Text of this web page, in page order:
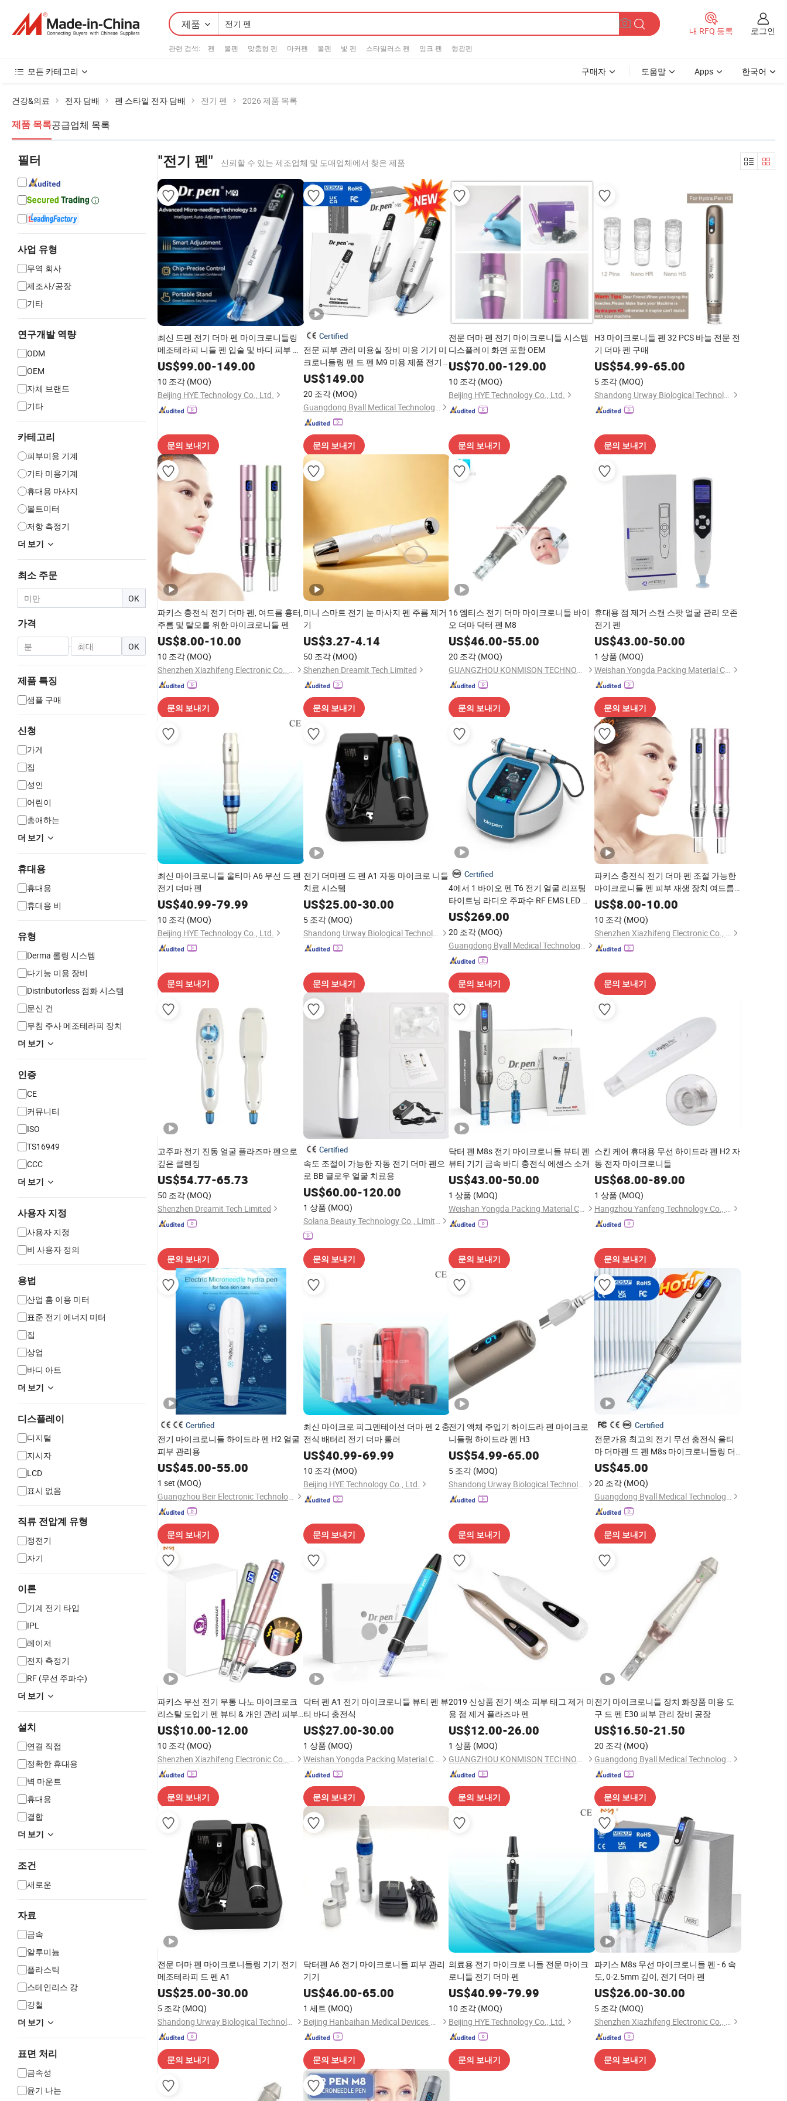
제품
관련 검색: 펜 볼펜 맞춤형 펜 마커펜 볼펜 빛 펜 스타일러스 펜 잉크 펜 형광펜
내 RFQ 등록 로그인
모든 카테고리 구매자 도움말 Apps 한국어
건강&의료 전자 담배 펜 스타일 전자 담배 전기 펜 2026 제품 목록
제품 목록공급업체 목록
필터
사업 유형
무역 회사
제조사/공장
기타
연구개발 역량
ODM
OEM
자체 브랜드
기타
카테고리
피부미용 기계
기타 미용기계
휴대용 마사지
볼트미터
저항 측정기
더 보기
최소 주문
OK
가격
- OK
제품 특징
샘플 구매
신청
가게
집
성인
어린이
총애하는
더 보기
휴대용
휴대용
휴대용 비
유형
Derma 롤링 시스템
다기능 미용 장비
Distributorless 점화 시스템
문신 건
무침 주사 메조테라피 장치
더 보기
인증
CE
커뮤니티
ISO
TS16949
CCC
더 보기
사용자 지정
사용자 지정
비 사용자 정의
용법
산업 홈 이용 미터
표준 전기 에너지 미터
집
상업
바디 아트
더 보기
디스플레이
디지털
지시자
LCD
표시 없음
직류 전압계 유형
정전기
자기
이론
기계 전기 타입
IPL
레이저
전자 측정기
RF (무선 주파수)
더 보기
설치
연결 직접
정확한 휴대용
벽 마운트
휴대용
결합
더 보기
조건
새로운
자료
금속
알루미늄
플라스틱
스테인리스 강
강철
더 보기
표면 처리
금속성
윤기 나는
"전기 펜" 신뢰할 수 있는 제조업체 및 도매업체에서 찾은 제품
최신 드펜 전기 더마 펜 마이크로니들링
메조테라피 니들 펜 입술 및 바디 피부 치
료를 위한 스마트 조절 가능
US$99.00-149.00
10 조각 (MOQ)
Beijing HYE Technology Co., Ltd.
문의 보내기
Certified
전문 피부 관리 미용실 장비 미용 기기 미
크로니들링 펜 드 펜 M9 미용 제품 전기
미크로니들 더마 펜
US$149.00
20 조각 (MOQ)
Guangdong Byall Medical Technology Co., Ltd.
문의 보내기
전문 더마 펜 전기 마이크로니들 시스템
디스플레이 화면 포함 OEM
US$70.00-129.00
10 조각 (MOQ)
Beijing HYE Technology Co., Ltd.
문의 보내기
H3 마이크로니들 펜 32 PCS 바늘 전문 전
기 더마 펜 구매
US$54.99-65.00
5 조각 (MOQ)
Shandong Urway Biological Technology Co., Ltd.
문의 보내기
파키스 충전식 전기 더마 펜, 여드름 흉터,
주름 및 탈모를 위한 마이크로니들 펜
US$8.00-10.00
10 조각 (MOQ)
Shenzhen Xiazhifeng Electronic Co., Ltd.
문의 보내기
미니 스마트 전기 눈 마사지 펜 주름 제거
기
US$3.27-4.14
50 조각 (MOQ)
Shenzhen Dreamit Tech Limited
문의 보내기
16 엠티스 전기 더마 마이크로니들 바이
오 더마 닥터 펜 M8
US$46.00-55.00
20 조각 (MOQ)
GUANGZHOU KONMISON TECHNOLOGY CO., LIMITED
문의 보내기
휴대용 점 제거 스캔 스팟 얼굴 관리 오존
전기 펜
US$43.00-50.00
1 상품 (MOQ)
Weishan Yongda Packing Material Co., Ltd
문의 보내기
최신 마이크로니들 울티마 A6 무선 드 펜
전기 더마 펜
US$40.99-79.99
10 조각 (MOQ)
Beijing HYE Technology Co., Ltd.
문의 보내기
전기 더마펜 드 펜 A1 자동 마이크로 니들
치료 시스템
US$25.00-30.00
5 조각 (MOQ)
Shandong Urway Biological Technology Co., Ltd.
문의 보내기
Certified
4에서 1 바이오 펜 T6 전기 얼굴 리프팅
타이트닝 라디오 주파수 RF EMS LED 빛
치료 기계 피부 마사지 기기
US$269.00
20 조각 (MOQ)
Guangdong Byall Medical Technology Co., Ltd.
문의 보내기
파키스 충전식 전기 더마 펜 조절 가능한
마이크로니들 펜 피부 재생 장치 여드름
흉터 주름 모발 성장
US$8.00-10.00
10 조각 (MOQ)
Shenzhen Xiazhifeng Electronic Co., Ltd.
문의 보내기
고주파 전기 진동 얼굴 플라즈마 펜으로
깊은 클렌징
US$54.77-65.73
50 조각 (MOQ)
Shenzhen Dreamit Tech Limited
문의 보내기
Certified
속도 조절이 가능한 자동 전기 더마 펜으
로 BB 글로우 얼굴 치료용
US$60.00-120.00
1 상품 (MOQ)
Solana Beauty Technology Co., Limited
문의 보내기
닥터 펜 M8s 전기 마이크로니들 뷰티 펜
뷰티 기기 금속 바디 충전식 에센스 소개
US$43.00-50.00
1 상품 (MOQ)
Weishan Yongda Packing Material Co., Ltd
문의 보내기
스킨 케어 휴대용 무선 하이드라 펜 H2 자
동 전자 마이크로니들
US$68.00-89.00
1 상품 (MOQ)
Hangzhou Yanfeng Technology Co., Ltd.
문의 보내기
Certified
전기 마이크로니들 하이드라 펜 H2 얼굴
피부 관리용
US$45.00-55.00
1 set (MOQ)
Guangzhou Beir Electronic Technology Co., Ltd.
문의 보내기
최신 마이크로 피그멘테이션 더마 펜 2 충
전식 배터리 전기 더마 롤러
US$40.99-69.99
10 조각 (MOQ)
Beijing HYE Technology Co., Ltd.
문의 보내기
전기 액체 주입기 하이드라 펜 마이크로
니들링 하이드라 펜 H3
US$54.99-65.00
5 조각 (MOQ)
Shandong Urway Biological Technology Co., Ltd.
문의 보내기
Certified
전문가용 최고의 전기 무선 충전식 울티
마 더마펜 드 펜 M8s 마이크로니들링 더
마 펜과 바늘 카트리지
US$45.00
20 조각 (MOQ)
Guangdong Byall Medical Technology Co., Ltd.
문의 보내기
파키스 무선 전기 무통 나노 마이크로크
리스탈 도입기 펜 뷰티 & 개인 관리 피부
회복 도구
US$10.00-12.00
10 조각 (MOQ)
Shenzhen Xiazhifeng Electronic Co., Ltd.
문의 보내기
닥터 펜 A1 전기 마이크로니들 뷰티 펜 뷰
티 바디 충전식
US$27.00-30.00
1 상품 (MOQ)
Weishan Yongda Packing Material Co., Ltd
문의 보내기
2019 신상품 전기 색소 피부 태그 제거 미
용 점 제거 플라즈마 펜
US$12.00-26.00
1 상품 (MOQ)
GUANGZHOU KONMISON TECHNOLOGY CO., LIMITED
문의 보내기
전기 마이크로니들 장치 화장품 미용 도
구 드 펜 E30 피부 관리 장비 공장
US$16.50-21.50
20 조각 (MOQ)
Guangdong Byall Medical Technology Co., Ltd.
문의 보내기
전문 더마 펜 마이크로니들링 기기 전기
메조테라피 드 펜 A1
US$25.00-30.00
5 조각 (MOQ)
Shandong Urway Biological Technology Co., Ltd.
문의 보내기
닥터펜 A6 전기 마이크로니들 피부 관리
기기
US$46.00-65.00
1 세트 (MOQ)
Beijing Hanbaihan Medical Devices Co., Ltd.
문의 보내기
의료용 전기 마이크로 니들 전문 마이크
로니들 전기 더마 펜
US$40.99-79.99
10 조각 (MOQ)
Beijing HYE Technology Co., Ltd.
문의 보내기
파키스 M8s 무선 마이크로니들 펜 - 6 속
도, 0-2.5mm 깊이, 전기 더마 펜
US$26.00-30.00
5 조각 (MOQ)
Shenzhen Xiazhifeng Electronic Co., Ltd.
문의 보내기